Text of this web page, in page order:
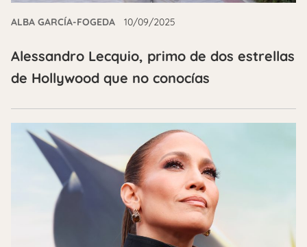
ALBA GARCÍA-FOGEDA 10/09/2025
Alessandro Lecquio, primo de dos estrellas
de Hollywood que no conocías